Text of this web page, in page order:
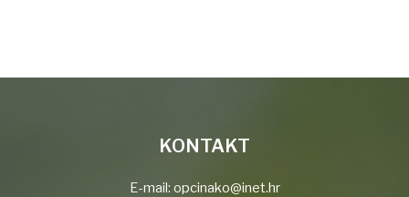
KONTAKT
E-mail: opcinako@inet.hr